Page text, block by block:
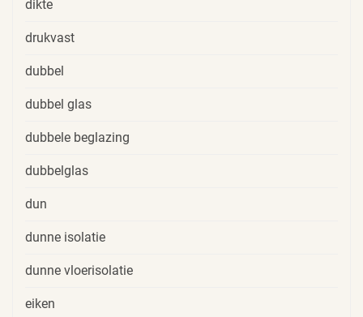
dikte
drukvast
dubbel
dubbel glas
dubbele beglazing
dubbelglas
dun
dunne isolatie
dunne vloerisolatie
eiken